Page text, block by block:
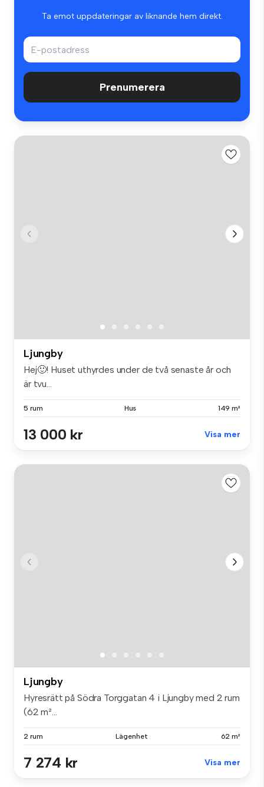
Ta emot uppdateringar av liknande hem direkt.
Prenumerera
Ljungby
Hej🙂! Huset uthyrdes under de två senaste år och
är tvu...
5 rum Hus 149 m²
13 000 kr Visa mer
Ljungby
Hyresrätt på Södra Torggatan 4 i Ljungby med 2 rum
(62 m²...
2 rum Lägenhet 62 m²
7 274 kr Visa mer